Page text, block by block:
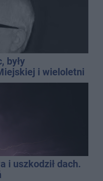
były
i wieloletni
i uszkodził dach.